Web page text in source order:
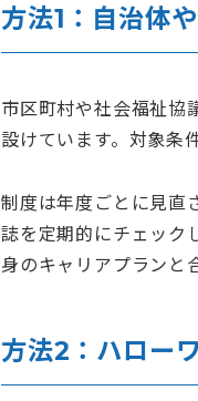
方法1：自治体
市区町村や社会福祉協
設けています。対象条
制度は年度ごとに見直
誌を定期的にチェック
身のキャリアプランと
方法2：ハロー